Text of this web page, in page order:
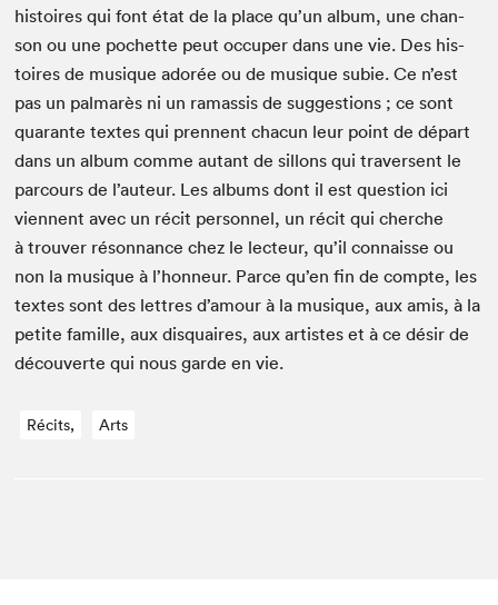
his­toires qui font état de la place qu’un album, une chan­
son ou une pochette peut occu­per dans une vie. Des his­
toires de musique adorée ou de musique subie. Ce n’est
pas un pal­marès ni un ramas­sis de sug­ges­tions ; ce sont
quar­ante textes qui pren­nent cha­cun leur point de départ
dans un album comme autant de sil­lons qui tra­versent le
par­cours de l’auteur. Les albums dont il est ques­tion ici
vien­nent avec un réc­it per­son­nel, un réc­it qui cherche
à trou­ver réson­nance chez le lecteur, qu’il con­naisse ou
non la musique à l’honneur. Parce qu’en fin de compte, les
textes sont des let­tres d’amour à la musique, aux amis, à la
petite famille, aux dis­quaires, aux artistes et à ce désir de
décou­verte qui nous garde en vie.
Récits, Arts